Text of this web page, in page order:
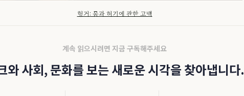
헝거: 몸과 허기에 관한 고백
계속 읽으시려면 지금 구독해주세요
와 사회, 문화를 보는 새로운 시각을 찾아냅니다.